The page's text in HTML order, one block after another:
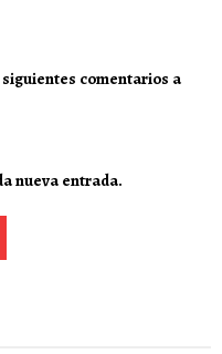
comentarios a
nueva entrada.